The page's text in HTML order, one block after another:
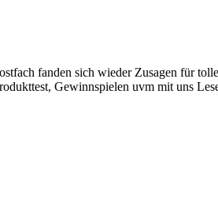
fanden sich wieder Zusagen für
Gewinnspielen uvm mit uns